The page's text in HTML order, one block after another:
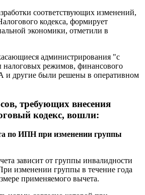
соответствующих изменений,
кодекса, формирует
экономики, отметили в
администрирования "с
налоговых режимов, финансового
и другие были решены в оперативном
требующих внесения
кодекс, вошли:
по ИПН при изменении группы
зависит от группы инвалидности
изменении группы в течение года
применяемого вычета.